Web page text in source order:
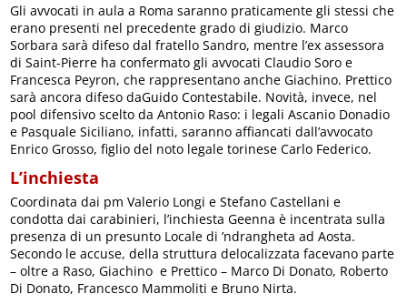
Gli avvocati in aula a Roma saranno praticamente gli stessi che
erano presenti nel precedente grado di giudizio. Marco
Sorbara sarà difeso dal fratello Sandro, mentre l’ex assessora
di Saint-Pierre ha confermato gli avvocati Claudio Soro e
Francesca Peyron, che rappresentano anche Giachino. Prettico
sarà ancora difeso daGuido Contestabile. Novità, invece, nel
pool difensivo scelto da Antonio Raso: i legali Ascanio Donadio
e Pasquale Siciliano, infatti, saranno affiancati dall’avvocato
Enrico Grosso, figlio del noto legale torinese Carlo Federico.
L’inchiesta
Coordinata dai pm Valerio Longi e Stefano Castellani e
condotta dai carabinieri, l’inchiesta Geenna è incentrata sulla
presenza di un presunto Locale di ’ndrangheta ad Aosta.
Secondo le accuse, della struttura delocalizzata facevano parte
– oltre a Raso, Giachino e Prettico – Marco Di Donato, Roberto
Di Donato, Francesco Mammoliti e Bruno Nirta.